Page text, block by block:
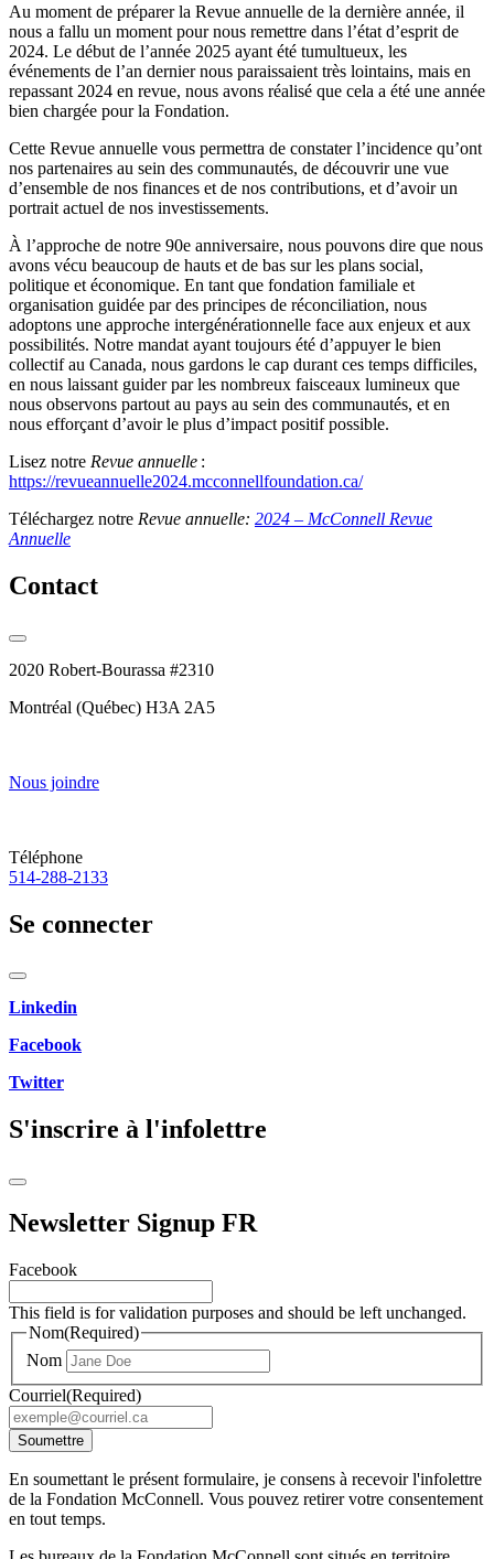
Au moment de préparer la Revue annuelle de la dernière année, il
nous a fallu un moment pour nous remettre dans l’état d’esprit de
2024. Le début de l’année 2025 ayant été tumultueux, les
événements de l’an dernier nous paraissaient très lointains, mais en
repassant 2024 en revue, nous avons réalisé que cela a été une année
bien chargée pour la Fondation.
Cette Revue annuelle vous permettra de constater l’incidence qu’ont
nos partenaires au sein des communautés, de découvrir une vue
d’ensemble de nos finances et de nos contributions, et d’avoir un
portrait actuel de nos investissements.
À l’approche de notre 90e anniversaire, nous pouvons dire que nous
avons vécu beaucoup de hauts et de bas sur les plans social,
politique et économique. En tant que fondation familiale et
organisation guidée par des principes de réconciliation, nous
adoptons une approche intergénérationnelle face aux enjeux et aux
possibilités. Notre mandat ayant toujours été d’appuyer le bien
collectif au Canada, nous gardons le cap durant ces temps difficiles,
en nous laissant guider par les nombreux faisceaux lumineux que
nous observons partout au pays au sein des communautés, et en
nous efforçant d’avoir le plus d’impact positif possible.
Lisez notre Revue annuelle :
https://revueannuelle2024.mcconnellfoundation.ca/
Téléchargez notre Revue annuelle: 2024 – McConnell Revue
Annuelle
Contact
2020 Robert-Bourassa #2310
Montréal (Québec) H3A 2A5
Nous joindre
Téléphone
514-288-2133
Se connecter
Linkedin
Facebook
Twitter
S'inscrire à l'infolettre
Newsletter Signup FR
Facebook
This field is for validation purposes and should be left unchanged.
Nom(Required)
Nom
Courriel(Required)
Soumettre
En soumettant le présent formulaire, je consens à recevoir l'infolettre
de la Fondation McConnell. Vous pouvez retirer votre consentement
en tout temps.